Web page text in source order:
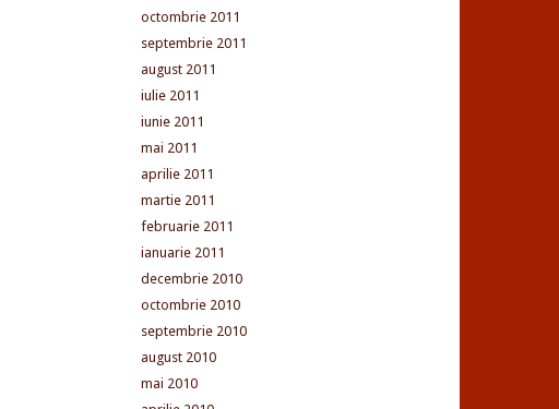
octombrie 2011
septembrie 2011
august 2011
iulie 2011
iunie 2011
mai 2011
aprilie 2011
martie 2011
februarie 2011
ianuarie 2011
decembrie 2010
octombrie 2010
septembrie 2010
august 2010
mai 2010